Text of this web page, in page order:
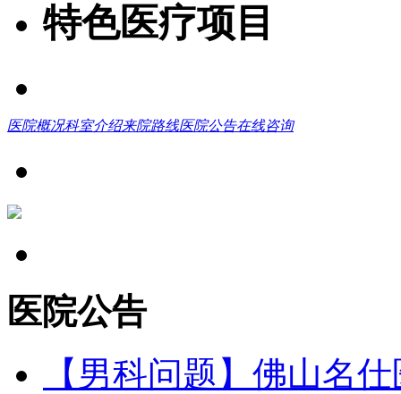
特色医疗项目
医院概况科室介绍来院路线医院公告在线咨询
医院公告
【男科问题】佛山名